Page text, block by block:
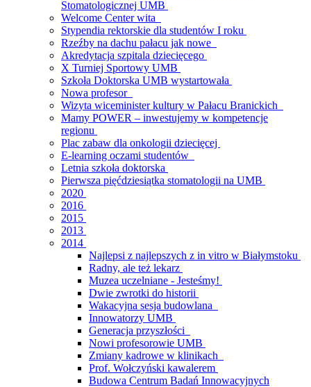
Stomatologicznej UMB
Welcome Center wita
Stypendia rektorskie dla studentów I roku
Rzeźby na dachu pałacu jak nowe
Akredytacja szpitala dziecięcego
X Turniej Sportowy UMB
Szkoła Doktorska UMB wystartowała
Nowa profesor
Wizyta wiceminister kultury w Pałacu Branickich
Mamy POWER – inwestujemy w kompetencje
regionu
Plac zabaw dla onkologii dziecięcej
E-learning oczami studentów
Letnia szkoła doktorska
Pierwsza pięćdziesiątka stomatologii na UMB
2020
2016
2015
2013
2014
Najlepsi z najlepszych z in vitro w Białymstoku
Radny, ale też lekarz
Muzea uczelniane - Jesteśmy!
Dwie zwrotki do historii
Wakacyjna sesja budowlana
Innowatorzy UMB
Generacja przyszłości
Nowi profesorowie UMB
Zmiany kadrowe w klinikach
Prof. Wołczyński kawalerem
Budowa Centrum Badań Innowacyjnych